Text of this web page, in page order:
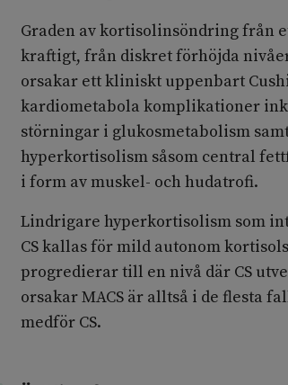
Graden av kortisolinsöndring från
kraftigt, från diskret förhöjda
orsakar ett kliniskt uppenbart
kardiometabola komplikationer
störningar i glukosmetabolism
hyperkortisolism såsom central
i form av muskel- och hudatrofi.
Lindrigare hyperkortisolism som
CS kallas för mild autonom
progredierar till en nivå där CS
orsakar MACS är alltså i de flesta
medför CS.